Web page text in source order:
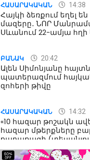
ՀԱՍԱՐԱԿԱԿԱՆ 14:38
Հայկի ձեռքում եղել
մազերը․ ՆՈՐ
Սևանում 22-ամյա հղի
ԲԱՆԱԿ 20:42
Ալեն Սիմոնյանը
պատերազմում
զոհերի թիվը
ՀԱՍԱՐԱԿԱԿԱՆ 14:32
«10 հազար թոշակն
հազար մթերքները
քաղաքացի